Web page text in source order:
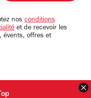
nos conditions
et de recevoir les
évents, offres et